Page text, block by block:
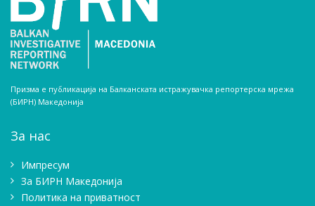
Призма е публикација на Балканската истражувачка репортерска мрежа
(БИРН) Македонија
За нас
Импресум
Зa БИРН Македонија
Политика на приватност